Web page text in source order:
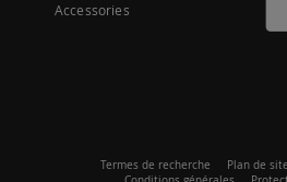
Accessories
Termes de recherche Plan de site